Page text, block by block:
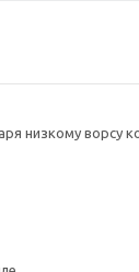
низкому ворсу